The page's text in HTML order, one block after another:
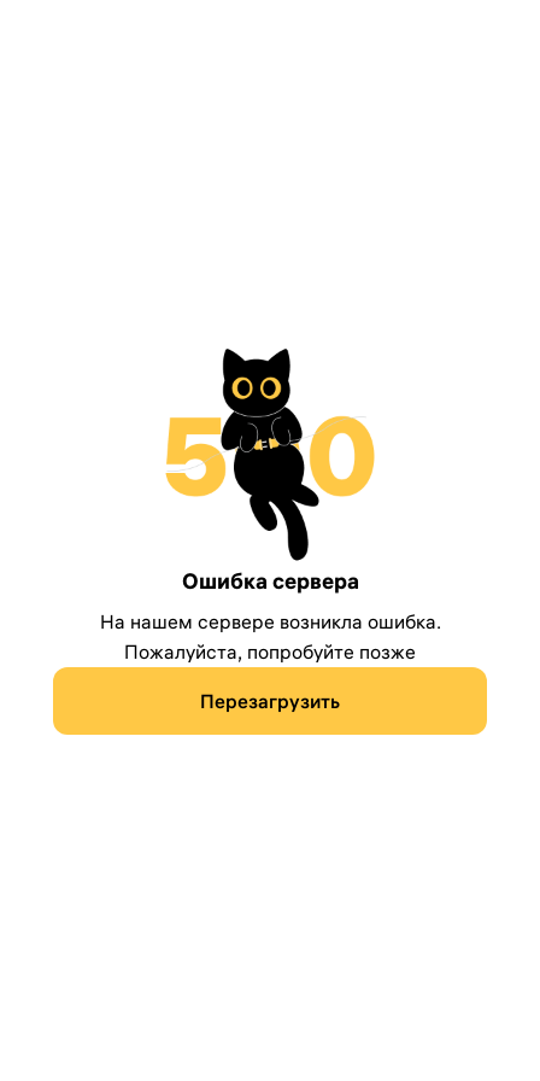
Ошибка сервера
На нашем сервере возникла ошибка.
Пожалуйста, попробуйте позже
Перезагрузить